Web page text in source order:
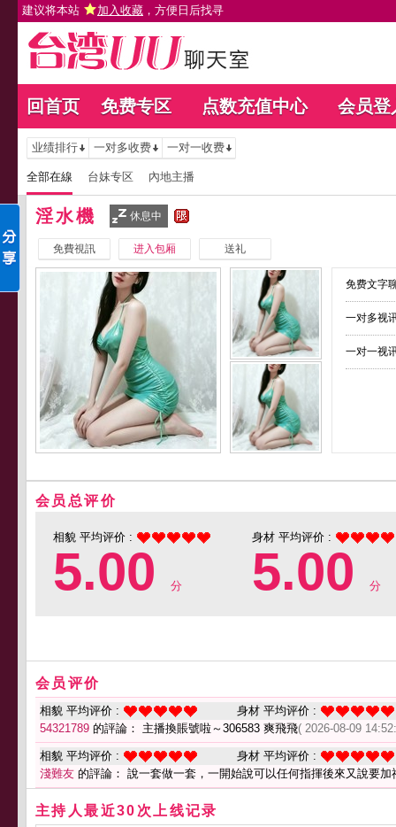
建议将本站 加入收藏 ，方便日后找寻
回首页 免费专区 点数充值中心 会员登
业绩排行 一对多收费 一对一收费
全部在線 台妹专区 內地主播
淫水機 休息中
免費視訊 进入包厢 送礼
免费文字
一对多视
一对一视
会员总评价
相貌 平均评价 :
5.00 分
身材 平均评价 :
5.00 分
会员评价
相貌 平均评价 :
身材 平均评价 :
54321789 的評論： 主播換賬號啦～306583 爽飛飛( 2026-08-09
相貌 平均评价 :
身材 平均评价 :
淺難友 的評論： 說一套做一套，一開始說可以任何指揮後來又說要加
主持人最近30次上线记录